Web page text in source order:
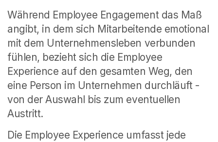
Während Employee Engagement das Maß
angibt, in dem sich Mitarbeitende emotional
mit dem Unternehmensleben verbunden
fühlen, bezieht sich die Employee
Experience auf den gesamten Weg, den
eine Person im Unternehmen durchläuft -
von der Auswahl bis zum eventuellen
Austritt.
Die Employee Experience umfasst jede